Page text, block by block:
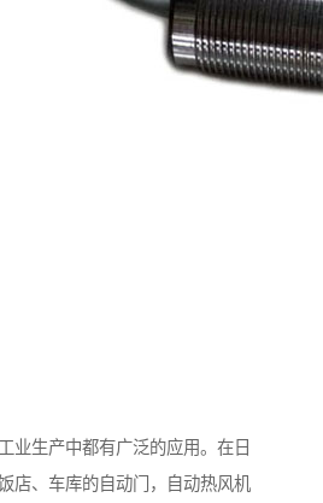
业生产中都有广泛的应用。在日
店、车库的自动门，自动热风机